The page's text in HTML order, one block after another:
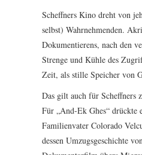
Scheffners Kino dreht von
selbst) Wahrnehmenden.
Dokumentierens, nach den
Strenge und Kühle des
Zeit, als stille Speicher von
Das gilt auch für Scheffners
Für „And-Ek Ghes“ drückte
Familienvater Colorado
dessen Umzugsgeschichte